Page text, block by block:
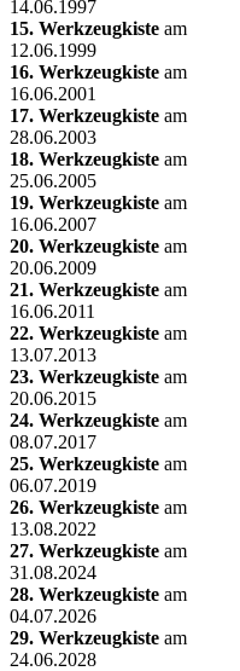
14.06.1997
15. Werkzeugkiste am
12.06.1999
16. Werkzeugkiste am
16.06.2001
17. Werkzeugkiste am
28.06.2003
18. Werkzeugkiste am
25.06.2005
19. Werkzeugkiste am
16.06.2007
20. Werkzeugkiste am
20.06.2009
21. Werkzeugkiste am
16.06.2011
22. Werkzeugkiste am
13.07.2013
23. Werkzeugkiste am
20.06.2015
24. Werkzeugkiste am
08.07.2017
25. Werkzeugkiste am
06.07.2019
26. Werkzeugkiste am
13.08.2022
27. Werkzeugkiste am
31.08.2024
28. Werkzeugkiste am
04.07.2026
29. Werkzeugkiste am
24.06.2028